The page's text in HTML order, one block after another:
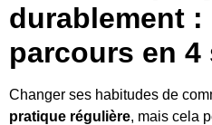
durablement :
parcours en 4
Changer ses habitudes de
pratique régulière, mais cela